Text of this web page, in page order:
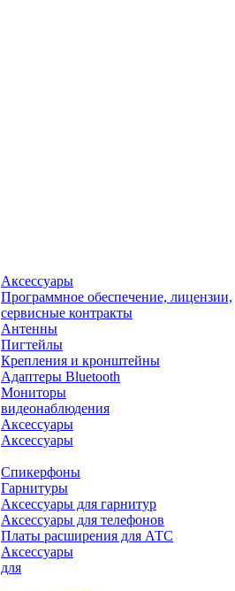
Аксессуары
Программное обеспечение, лицензии,
сервисные контракты
Антенны
Пигтейлы
Крепления и кронштейны
Адаптеры Bluetooth
Мониторы
видеонаблюдения
Аксессуары
Аксессуары
Спикерфоны
Гарнитуры
Аксессуары для гарнитур
Аксессуары для телефонов
Платы расширения для АТС
Аксессуары
для
интерактивного